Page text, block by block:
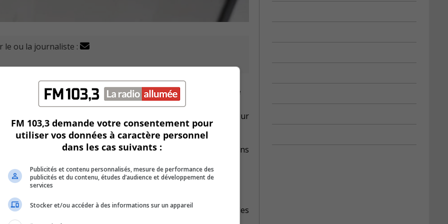
le ou la journaliste :
(SPGQ) prend la défense de la biologiste impliquée
sur le site de construction de l'usine de cellules de
que la biologiste n’a pas subi de pressions politiques pour
l’opposition.
utilisées dans une analyse précédente avaient disparu dans
ingérence politique.
des doutes quant au respect des normes professionnelles
FM 103,3 demande votre consentement pour
utiliser vos données à caractère personnel
dans les cas suivants :
Publicités et contenu personnalisés, mesure de performance des
publicités et du contenu, études d’audience et développement de
services
Stocker et/ou accéder à des informations sur un appareil